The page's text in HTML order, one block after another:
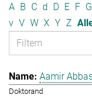
A B C d D E F G
v V W X Y Z
Aamir
Doktorand